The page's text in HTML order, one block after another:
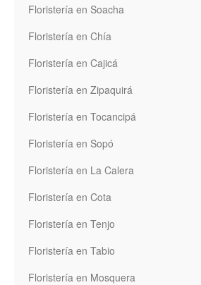
Floristería en Soacha
Floristería en Chía
Floristería en Cajicá
Floristería en Zipaquirá
Floristería en Tocancipá
Floristería en Sopó
Floristería en La Calera
Floristería en Cota
Floristería en Tenjo
Floristería en Tabio
Floristería en Mosquera